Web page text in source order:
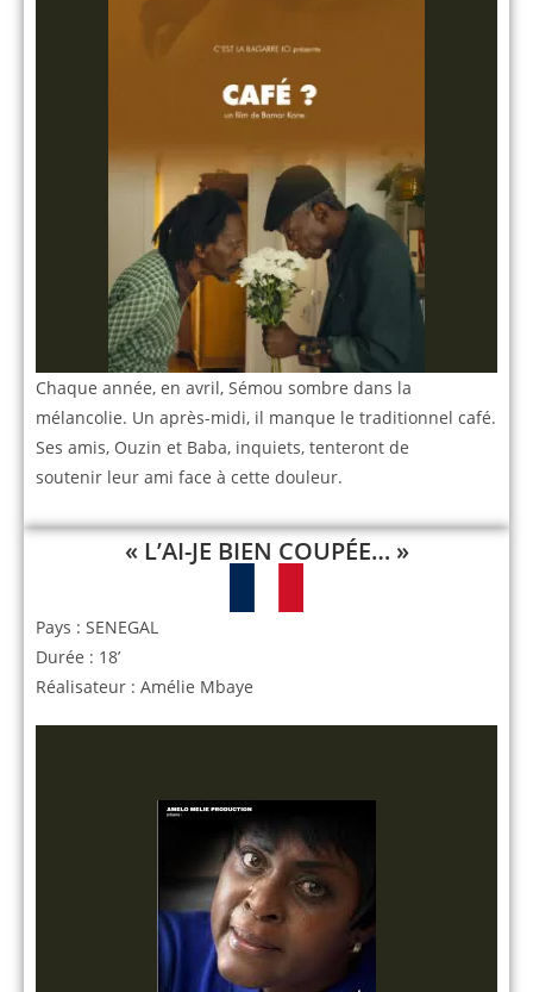
Chaque année, en avril, Sémou sombre dans la
mélancolie. Un après-midi, il manque le traditionnel café.
Ses amis, Ouzin et Baba, inquiets, tenteront de
soutenir leur ami face à cette douleur.
« L’AI-JE BIEN COUPÉE… »
Pays : SENEGAL
Durée : 18’
Réalisateur : Amélie Mbaye